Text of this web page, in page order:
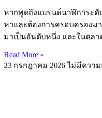
หากพูดถึงแบรนด์นาฬิการะดั
หาและต้องการครอบครองมา
มาเป็นอันดับหนึ่ง และในตล
Read More »
23 กรกฎาคม 2026ไม่มีความ